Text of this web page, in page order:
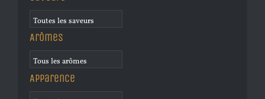
Arômes
Apparence